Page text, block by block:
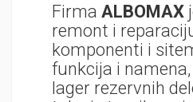
Firma ALBOMAX
remont i
komponenti i
funkcija i
lager rezervnih